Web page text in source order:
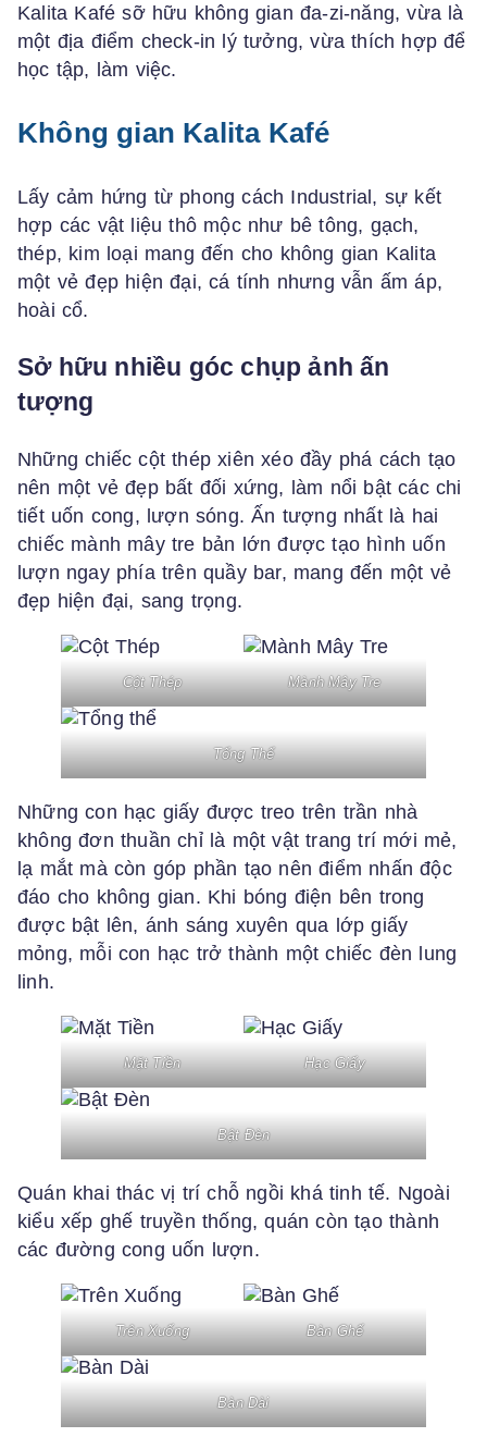
Kalita Kafé sỡ hữu không gian đa-zi-năng, vừa là
một địa điểm check-in lý tưởng, vừa thích hợp để
học tập, làm việc.
Không gian Kalita Kafé
Lấy cảm hứng từ phong cách Industrial, sự kết
hợp các vật liệu thô mộc như bê tông, gạch,
thép, kim loại mang đến cho không gian Kalita
một vẻ đẹp hiện đại, cá tính nhưng vẫn ấm áp,
hoài cổ.
Sở hữu nhiều góc chụp ảnh ấn
tượng
Những chiếc cột thép xiên xéo đầy phá cách tạo
nên một vẻ đẹp bất đối xứng, làm nổi bật các chi
tiết uốn cong, lượn sóng. Ấn tượng nhất là hai
chiếc mành mây tre bản lớn được tạo hình uốn
lượn ngay phía trên quầy bar, mang đến một vẻ
đẹp hiện đại, sang trọng.
Cột Thép Mành Mây Tre
Tổng Thể
Những con hạc giấy được treo trên trần nhà
không đơn thuần chỉ là một vật trang trí mới mẻ,
lạ mắt mà còn góp phần tạo nên điểm nhấn độc
đáo cho không gian. Khi bóng điện bên trong
được bật lên, ánh sáng xuyên qua lớp giấy
mỏng, mỗi con hạc trở thành một chiếc đèn lung
linh.
Mặt Tiền Hạc Giấy
Bật Đèn
Quán khai thác vị trí chỗ ngồi khá tinh tế. Ngoài
kiểu xếp ghế truyền thống, quán còn tạo thành
các đường cong uốn lượn.
Trên Xuống Bàn Ghế
Bàn Dài